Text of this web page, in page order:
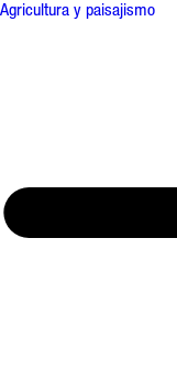
Agricultura y paisajismo